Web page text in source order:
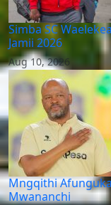
Simba SC
Jamii 2026
Aug 10, 2026
Mngqithi
Mwananchi